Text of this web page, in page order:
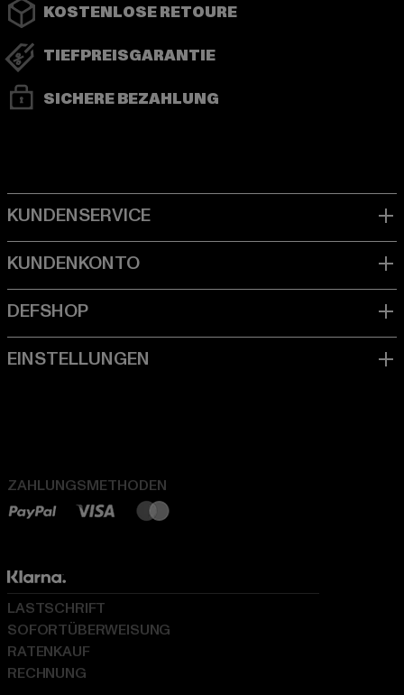
KOSTENLOSE RETOURE
TIEFPREISGARANTIE
SICHERE BEZAHLUNG
ZAHLUNGSMETHODEN
LASTSCHRIFT
SOFORTÜBERWEISUNG
RATENKAUF
RECHNUNG